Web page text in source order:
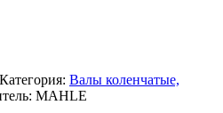
Категория: Валы коленчатые,
MAHLE